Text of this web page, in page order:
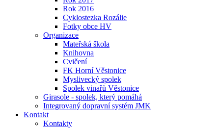
Rok 2016
Cyklostezka Rozálie
Fotky obce HV
Organizace
Mateřská škola
Knihovna
Cvičení
FK Horní Věstonice
Myslivecký spolek
Spolek vinařů Věstonice
Girasole - spolek, který pomáhá
Integrovaný dopravní systém JMK
Kontakt
Kontakty